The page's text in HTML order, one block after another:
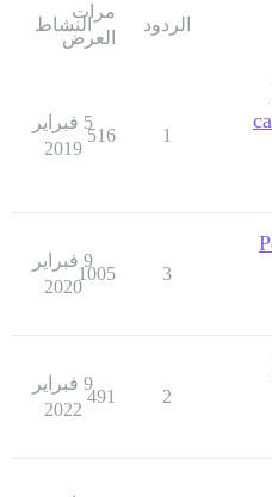
الردود
مرات
العرض
النشاط
1
516
5 فبراير
2019
3
1005
9 فبراير
2020
2
491
9 فبراير
2022